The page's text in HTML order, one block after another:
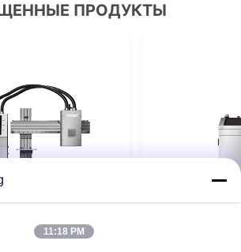
ПРОДУКТЫ
11:18 PM